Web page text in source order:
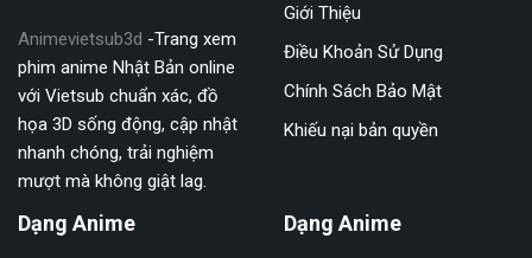
Animevietsub3d -Trang xem
phim anime Nhật Bản online
với Vietsub chuẩn xác, đồ
họa 3D sống động, cập nhật
nhanh chóng, trải nghiệm
mượt mà không giật lag.
Giới Thiệu
Điều Khoản Sử Dụng
Chính Sách Bảo Mật
Khiếu nại bản quyền
Dạng Anime Dạng Anime